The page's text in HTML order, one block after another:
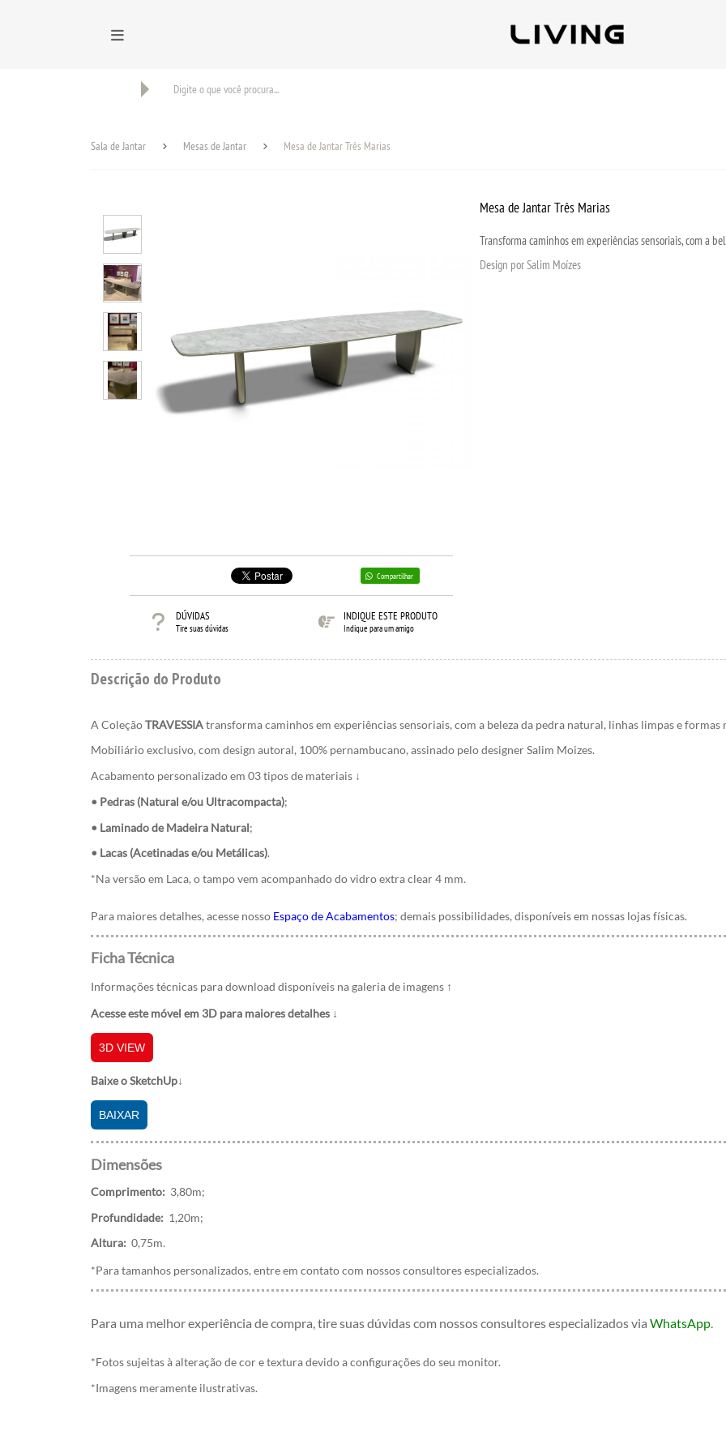
Sala de Jantar Mesas de Jantar Mesa de Jantar Três Marias
Compartilhar
DÚVIDAS
Tire suas dúvidas
INDIQUE ESTE PRODUTO
Indique para um amigo
Mesa de Jantar Três Marias
Transforma caminhos em experiências sensoriais, com a
Design por Salim Moízes
Descrição do Produto
A ColeçãoTRAVESSIAtransforma caminhos em experiências sensoriais, com a beleza da pedra natural, linhas limpas e formas
Mobiliário exclusivo, com design autoral, 100% pernambucano, assinado pelo designer Salim Moizes.
Acabamento personalizado em 03 tipos de materiais ↓
• Pedras (Natural e/ou Ultracompacta);
• Laminado de Madeira Natural;
• Lacas (Acetinadas e/ou Metálicas).
*Na versão em Laca, o tampo vem acompanhado do vidro extra clear 4 mm.
Para maiores detalhes, acesse nosso Espaço de Acabamentos; demais possibilidades, disponíveis em nossas lojas físicas.
Ficha Técnica
Informações técnicas para download disponíveis na galeria de imagens ↑
Acesse este móvel em 3D para maiores detalhes ↓
3D VIEW
Baixe o SketchUp↓
BAIXAR
Dimensões
Comprimento: 3,80m;
Profundidade: 1,20m;
Altura: 0,75m.
*Para tamanhos personalizados, entre em contato com nossos consultores especializados.
Para uma melhor experiência de compra, tire suas dúvidas com nossos consultores especializadosvia WhatsApp.
*Fotos sujeitas à alteração de cor e textura devido a configurações do seu monitor.
*Imagens meramente ilustrativas.